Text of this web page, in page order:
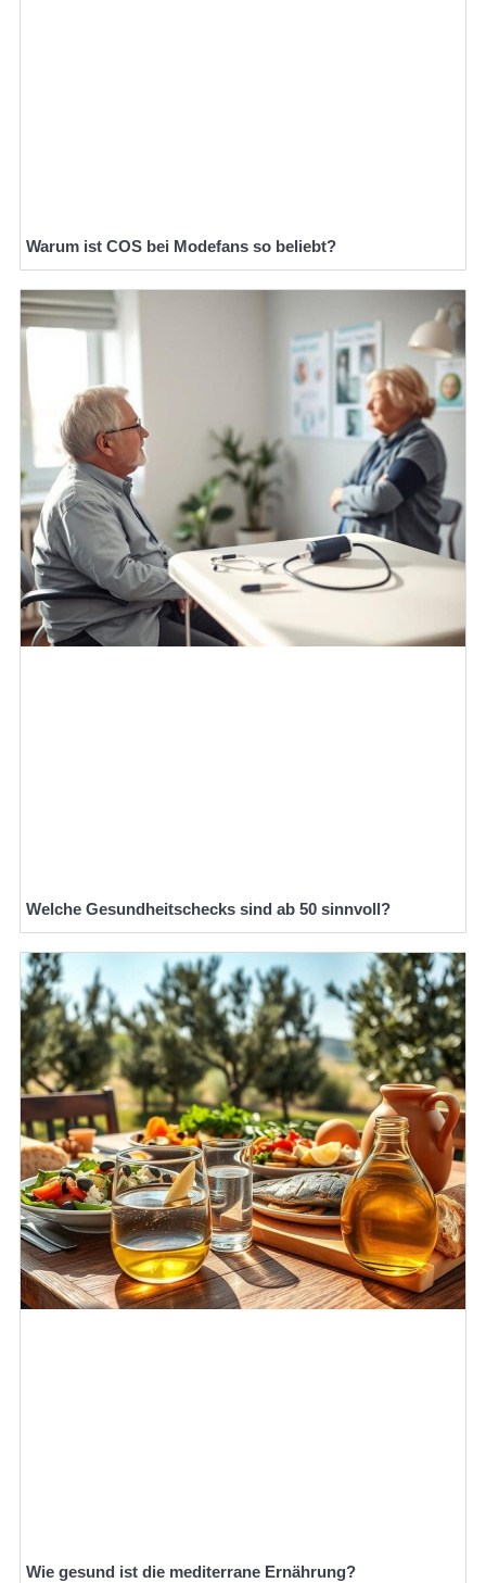
Warum ist COS bei Modefans so beliebt?
Welche Gesundheitschecks sind ab 50 sinnvoll?
Wie gesund ist die mediterrane Ernährung?